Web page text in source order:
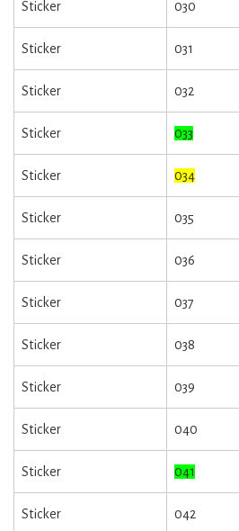
Sticker 030
Sticker 031
Sticker 032
Sticker 033
Sticker 034
Sticker 035
Sticker 036
Sticker 037
Sticker 038
Sticker 039
Sticker 040
Sticker 041
Sticker 042